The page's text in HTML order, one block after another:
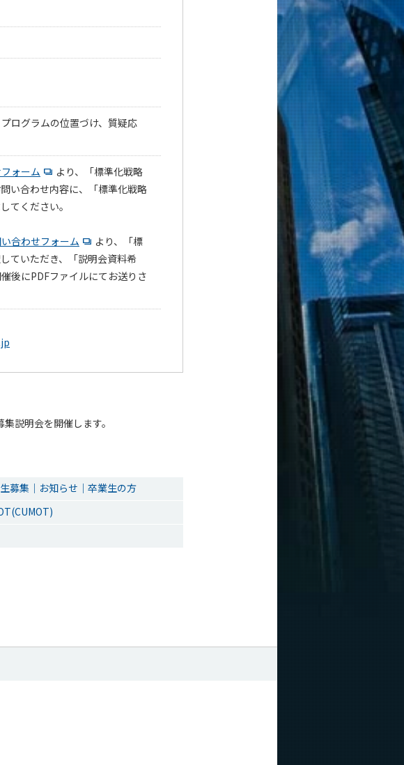
ログラムの位置づけ、質疑応
ォーム
より、「標準化戦略
い合わせ内容に、「標準化戦略
てください。
合わせフォーム
より、「標
ていただき、「説明会資料希
後にPDFファイルにてお送りさ
説明会を開催します。
募集｜お知らせ｜卒業生の方